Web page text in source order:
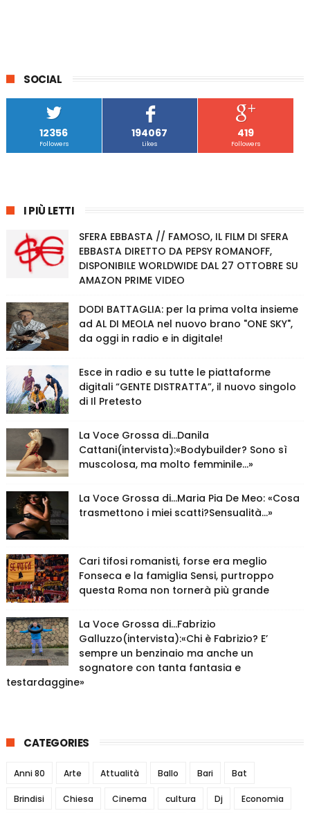
SOCIAL
12356
Followers
194067
Likes
419
Followers
I PIÙ LETTI
SFERA EBBASTA // FAMOSO, IL FILM DI SFERA
EBBASTA DIRETTO DA PEPSY ROMANOFF,
DISPONIBILE WORLDWIDE DAL 27 OTTOBRE SU
AMAZON PRIME VIDEO
DODI BATTAGLIA: per la prima volta insieme
ad AL DI MEOLA nel nuovo brano "ONE SKY",
da oggi in radio e in digitale!
Esce in radio e su tutte le piattaforme
digitali “GENTE DISTRATTA”, il nuovo singolo
di Il Pretesto
La Voce Grossa di…Danila
Cattani(intervista):«Bodybuilder? Sono sì
muscolosa, ma molto femminile…»
La Voce Grossa di…Maria Pia De Meo: «Cosa
trasmettono i miei scatti?Sensualità…»
Cari tifosi romanisti, forse era meglio
Fonseca e la famiglia Sensi, purtroppo
questa Roma non tornerà più grande
La Voce Grossa di…Fabrizio
Galluzzo(intervista):«Chi è Fabrizio? E’
sempre un benzinaio ma anche un
sognatore con tanta fantasia e
testardaggine»
CATEGORIES
Anni 80 Arte Attualità Ballo Bari Bat
Brindisi Chiesa Cinema cultura Dj Economia